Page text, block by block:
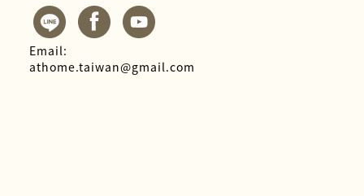
Email:
athome.taiwan@gmail.com